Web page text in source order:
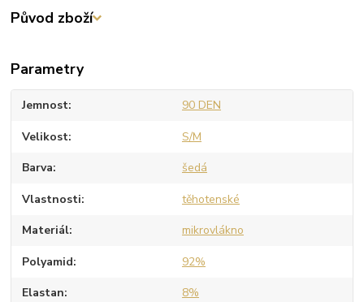
Původ zboží
Parametry
Jemnost 90 DEN
Velikost S/M
Barva šedá
Vlastnosti těhotenské
Materiál mikrovlákno
Polyamid 92%
Elastan 8%